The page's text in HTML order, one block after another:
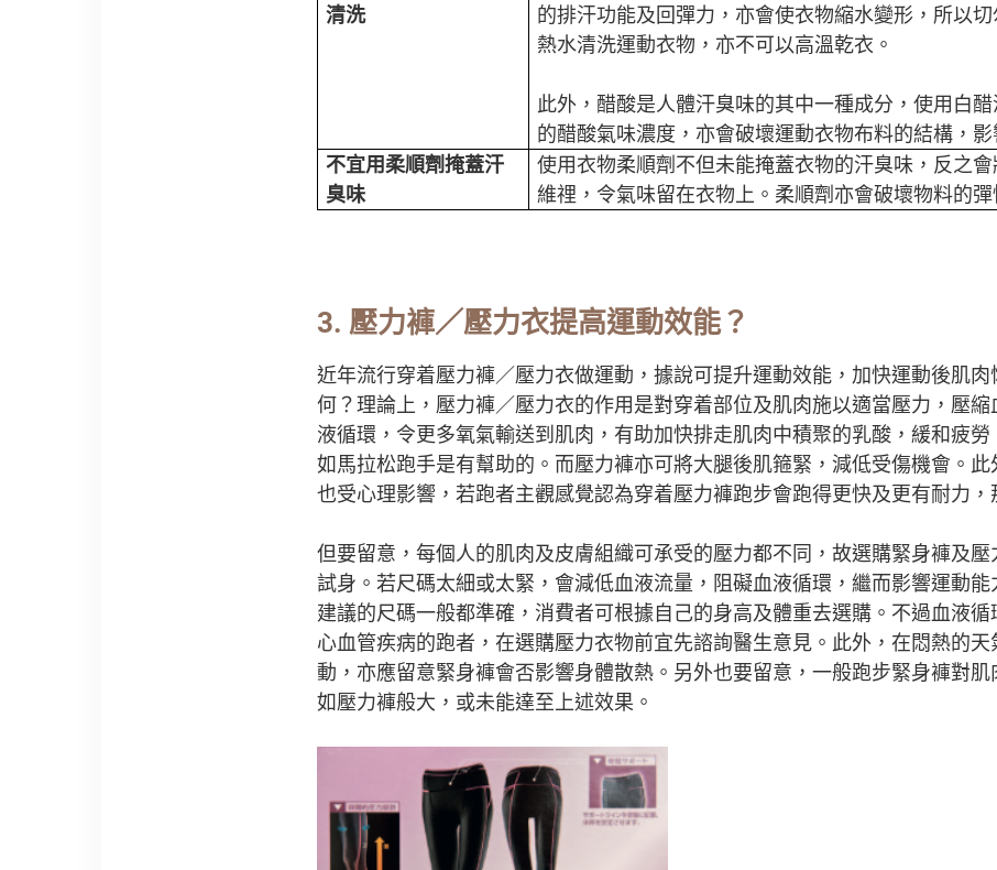
清洗
的排汗功能及回彈力，亦會使衣物縮水變形，所以切
熱水清洗運動衣物，亦不可以高溫乾衣。
此外，醋酸是人體汗臭味的其中一種成分，使用白
的醋酸氣味濃度，亦會破壞運動衣物布料的結構，影
不宜用柔順劑掩蓋汗
臭味
使用衣物柔順劑不但未能掩蓋衣物的汗臭味，反之
維𥚃，令氣味留在衣物上。柔順劑亦會破壞物料的彈
3. 壓力褲／壓力衣提高運動效能？
近年流行穿着壓力褲／壓力衣做運動，據說可提升運動效能，加快運動後肌
何？理論上，壓力褲／壓力衣的作用是對穿着部位及肌肉施以適當壓力，壓
液循環，令更多氧氣輸送到肌肉，有助加快排走肌肉中積聚的乳酸，緩和疲
如馬拉松跑手是有幫助的。而壓力褲亦可將大腿後肌箍緊，減低受傷機會。
也受心理影響，若跑者主觀感覺認為穿着壓力褲跑步會跑得更快及更有耐力，
但要留意，每個人的肌肉及皮膚組織可承受的壓力都不同，故選購緊身褲及
試身。若尺碼太細或太緊，會減低血液流量，阻礙血液循環，繼而影響運動
建議的尺碼一般都準確，消費者可根據自己的身高及體重去選購。不過血液
心血管疾病的跑者，在選購壓力衣物前宜先諮詢醫生意見。此外，在悶熱的
動，亦應留意緊身褲會否影響身體散熱。另外也要留意，一般跑步緊身褲對
如壓力褲般大，或未能達至上述效果。